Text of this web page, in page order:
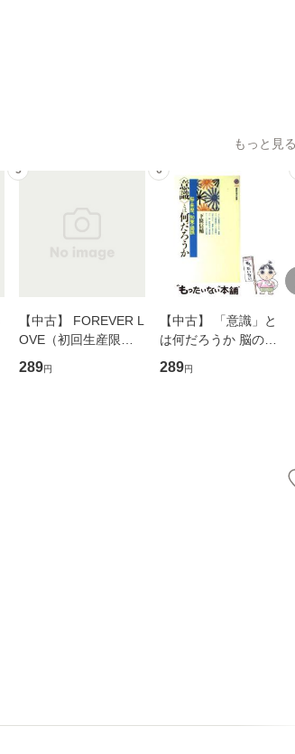
もっと見る
5
【中古】 FOREVER L
OVE（初回生産限定
盤） / 清水翔太×加藤
ミリヤ / [CD]【メール
289円
6
【中古】 「意識」と
は何だろうか 脳の来
歴、知覚の錯誤 （講
談社現代新書） / 下条
289円